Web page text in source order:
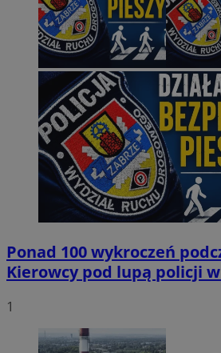
Ponad 100 wykroczeń
Kierowcy pod lupą policji
1